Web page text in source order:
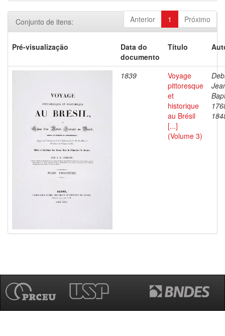
Anterior 1 Próximo
Conjunto de itens:
Pré-visualização
Data do
documento
Título
1839
Voyage
pittoresque
et
historique
au Brésil
[...]
(Volume 3)